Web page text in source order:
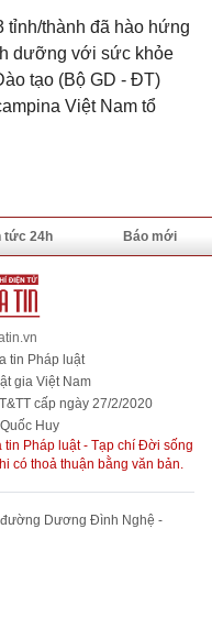
tỉnh/thành đã hào hứng
dưỡng với sức khỏe
tạo (Bộ GD - ĐT)
Việt Nam tổ
tức 24h Báo mới
tin Pháp luật
gia Việt Nam
cấp ngày 27/2/2020
Huy
Pháp luật - Tạp chí Đời sống
có thoả thuận bằng văn bản.
đường Dương Đình Nghệ -